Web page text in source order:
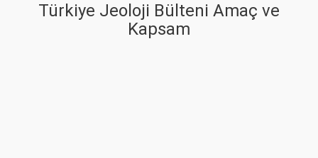
Türkiye Jeoloji Bülteni Amaç ve
Kapsam